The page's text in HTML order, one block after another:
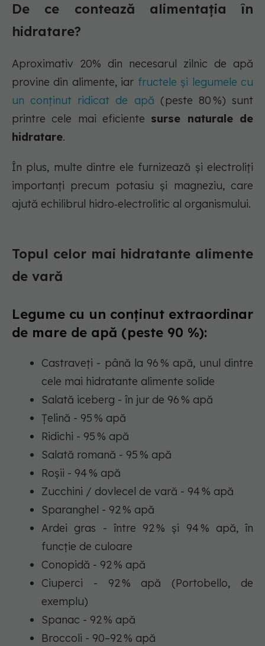
De ce contează alimentația în
hidratare?
Aproximativ 20% din necesarul zilnic de apă
provine din alimente, iar fructele și legumele cu
un conținut ridicat de apă (peste 80 %) sunt
printre cele mai eficiente surse naturale de
hidratare.
În plus, multe dintre ele furnizează și electroliți
importanți precum potasiu și magneziu, care
ajută echilibrul hidro‑electrolitic al organismului.
Topul celor mai hidratante alimente
de vară
Legume cu un conținut extraordinar
de mare de apă (peste 90 %):
Castraveți - până la 96 % apă, unul dintre
cele mai hidratante alimente solide
Salată iceberg - în jur de 96 % apă
Țelină - 95 % apă
Ridichi - 95 % apă
Salată romană - 95 % apă
Roșii - 94 % apă
Zucchini / dovlecel de vară - 94 % apă
Sparanghel - 92 % apă
Ardei gras - între 92 % și 94 % apă, în
funcție de culoare
Conopidă - 92 % apă
Ciuperci - 92 % apă (Portobello, de
exemplu)
Spanac - 92 % apă
Broccoli - 90–92 % apă